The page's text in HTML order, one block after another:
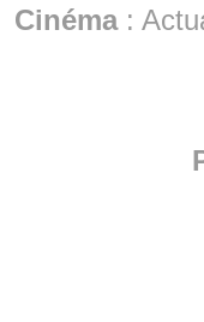
Cinéma: